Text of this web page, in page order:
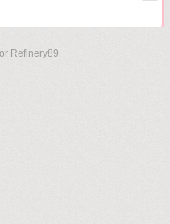
Refinery89